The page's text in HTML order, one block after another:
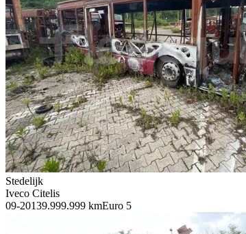
Stedelijk
Iveco Citelis
09-20139.999.999 kmEuro 5